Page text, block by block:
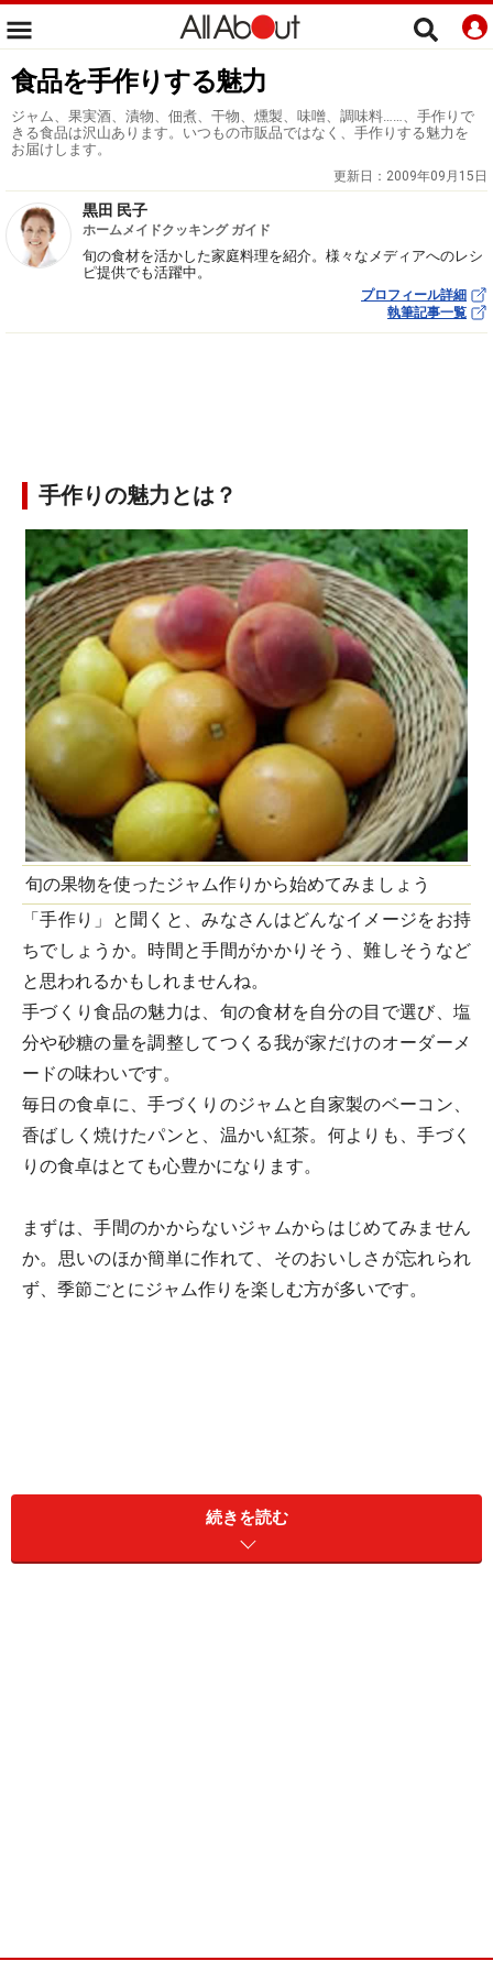
食品を手作りする魅力
ジャム、果実酒、漬物、佃煮、干物、燻製、味噌、調味料……、手作りで
きる食品は沢山あります。いつもの市販品ではなく、手作りする魅力を
お届けします。
更新日： 2009年09月15日
黒田 民子
ホームメイドクッキング ガイド
旬の食材を活かした家庭料理を紹介。様々なメディアへのレシ
ピ提供でも活躍中。
プロフィール詳細
執筆記事一覧
手作りの魅力とは？
旬の果物を使ったジャム作りから始めてみましょう
「手作り」と聞くと、みなさんはどんなイメージをお持
ちでしょうか。時間と手間がかかりそう、難しそうなど
と思われるかもしれませんね。
手づくり食品の魅力は、旬の食材を自分の目で選び、塩
分や砂糖の量を調整してつくる我が家だけのオーダーメ
ードの味わいです。
毎日の食卓に、手づくりのジャムと自家製のベーコン、
香ばしく焼けたパンと、温かい紅茶。何よりも、手づく
りの食卓はとても心豊かになります。
まずは、手間のかからないジャムからはじめてみません
か。思いのほか簡単に作れて、そのおいしさが忘れられ
ず、季節ごとにジャム作りを楽しむ方が多いです。
でき上がったジャムを、可愛い瓶に詰めて楽しむ食卓
続きを読む